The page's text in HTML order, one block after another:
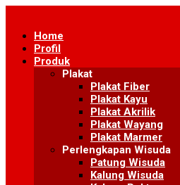
contentHome
Profil
Produk
Plakat
Plakat Fiber
Plakat Kayu
Plakat Akrilik
Plakat Wayang
Plakat Marmer
Perlengkapan Wisuda
Patung Wisuda
Kalung Wisuda